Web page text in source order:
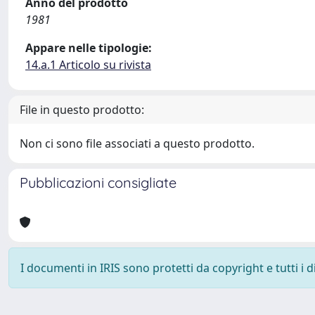
1981
Appare nelle tipologie:
14.a.1 Articolo su rivista
File in questo prodotto:
Non ci sono file associati a questo prodotto.
Pubblicazioni consigliate
I documenti in IRIS sono protetti da copyright e tutti i